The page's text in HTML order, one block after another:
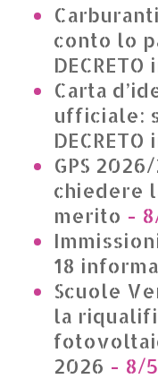
conto lo
Carta
ufficiale:
GPS
chiedere
merito -
18
Scuole
la
2026 - 8/